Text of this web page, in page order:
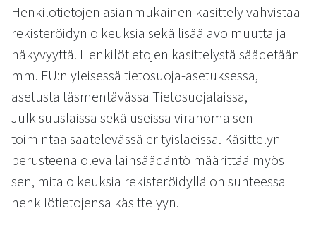
painamalla
enteriä.
Kosketuslaitteiden
käyttäjät
voivat
käyttää
kosketus-
ja
pyyhkäisyliikkeitä.
Työ ja yrittäminen
Henkilötietojen asianmukainen käsittely vahvistaa
rekisteröidyn oikeuksia sekä lisää avoimuutta ja
näkyvyyttä. Henkilötietojen käsittelystä säädetään
mm. EU:n yleisessä tietosuoja-asetuksessa,
asetusta täsmentävässä Tietosuojalaissa,
Julkisuuslaissa sekä useissa viranomaisen
toimintaa säätelevässä erityislaeissa. Käsittelyn
perusteena oleva lainsäädäntö määrittää myös
sen, mitä oikeuksia rekisteröidyllä on suhteessa
henkilötietojensa käsittelyyn.